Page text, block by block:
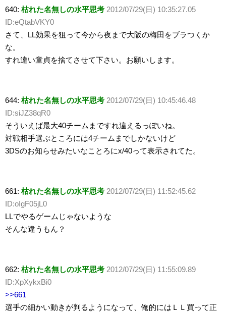
640: 枯れた名無しの水平思考 2012/07/29(日) 10:35:27.05
ID:eQtabVKY0
さて、LL効果を狙って今から夜まで大阪の梅田をブラつくか
な。
すれ違い童貞を捨てさせて下さい。お願いします。
644: 枯れた名無しの水平思考 2012/07/29(日) 10:45:46.48
ID:siJZ38qR0
そういえば最大40チームまですれ違えるっぽいね。
対戦相手選ぶところには4チームまでしかないけど
3DSのお知らせみたいなことろにx/40って表示されてた。
661: 枯れた名無しの水平思考 2012/07/29(日) 11:52:45.62
ID:oIgF05jL0
LLでやるゲームじゃないような
そんな違うもん？
662: 枯れた名無しの水平思考 2012/07/29(日) 11:55:09.89
ID:XpXykxBi0
>>661
選手の細かい動きが判るようになって、俺的にはＬＬ買って正